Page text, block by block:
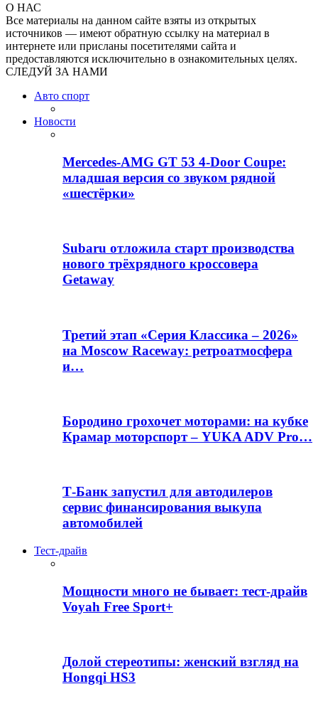
О НАС
Все материалы на данном сайте взяты из открытых
источников — имеют обратную ссылку на материал в
интернете или присланы посетителями сайта и
предоставляются исключительно в ознакомительных целях.
СЛЕДУЙ ЗА НАМИ
Авто спорт
Новости
Mercedes-AMG GT 53 4-Door Coupe:
младшая версия со звуком рядной
«шестёрки»
Subaru отложила старт производства
нового трёхрядного кроссовера
Getaway
Третий этап «Серия Классика – 2026»
на Moscow Raceway: ретроатмосфера
и…
Бородино грохочет моторами: на кубке
Крамар моторспорт – YUKA ADV Pro…
Т-Банк запустил для автодилеров
сервис финансирования выкупа
автомобилей
Тест-драйв
Мощности много не бывает: тест-драйв
Voyah Free Sport+
Долой стереотипы: женский взгляд на
Hongqi HS3